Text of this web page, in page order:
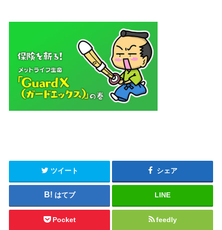
ツイート シェア
はてブ LINE
Pocket feedly